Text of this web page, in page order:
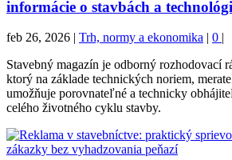
informácie o stavbách a
feb 26, 2026 | Trh, normy a ekonomika | 0 |
Stavebný magazín je odborný rozhodovací
ktorý na základe technických noriem,
umožňuje porovnateľné a technicky
celého životného cyklu stavby.